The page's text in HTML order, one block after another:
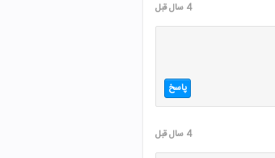
4 سال قبل
پاسخ
4 سال قبل